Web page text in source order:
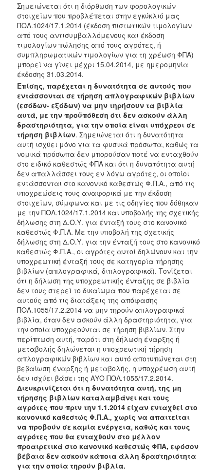
Σημειώνεται ότι η διόρθωση των φορολογικών
στοιχείων που προβλέπεται στην εγκύκλιό μας
ΠΟΛ.1024/17.1.2014 (έκδοση πιστωτικών τιμολογίων
από τους αντισυμβαλλόμενους και έκδοση
τιμολογίων πώλησης από τους αγρότες, ή
συμπληρωματικών τιμολογίων για τη χρέωση ΦΠΑ)
μπορεί να γίνει μέχρι 15.04.2014, με ημερομηνία
έκδοσης 31.03.2014.
Επίσης, παρέχεται η δυνατότητα σε αυτούς που
εντάσσονται σε τήρηση απλογραφικών βιβλίων
(εσόδων- εξόδων) να μην τηρήσουν τα βιβλία
αυτά, με την προϋπόθεση ότι δεν ασκούν άλλη
δραστηριότητα, για την οποία είναι υπόχρεοι σε
τήρηση βιβλίων. Σημειώνεται ότι η δυνατότητα
αυτή ισχύει μόνο για τα φυσικά πρόσωπα, καθώς τα
νομικά πρόσωπα δεν μπορούσαν ποτέ να ενταχθούν
στο ειδικό καθεστώς ΦΠΑ και ότι η δυνατότητα αυτή
δεν απαλλάσσει τους εν λόγω αγρότες, οι οποίοι
εντάσσονται στο κανονικό καθεστώς Φ.Π.Α., από τις
υποχρεώσεις τους αναφορικά με την έκδοση
στοιχείων, σύμφωνα και με τις οδηγίες που δόθηκαν
με την ΠΟΛ.1024/17.1.2014 και υποβολής της σχετικής
δήλωσης στη Δ.Ο.Υ. για ένταξή τους στο κανονικό
καθεστώς Φ.Π.Α. Με την υποβολή της σχετικής
δήλωσης στη Δ.Ο.Υ. για την ένταξή τους στο κανονικό
καθεστώς Φ.Π.Α., οι αγρότες αυτοί δηλώνουν και την
υποχρεωτική ένταξή τους σε κατηγορία τήρησης
βιβλίων (απλογραφικά, διπλογραφικά). Τονίζεται
ότι η δήλωση της υποχρεωτικής ένταξης σε βιβλία
δεν τους στερεί το δικαίωμα που παρέχεται σε
αυτούς από τις διατάξεις της απόφασης
ΠΟΛ.1055/17.2.2014 να μην τηρούν απλογραφικά
βιβλία, όταν δεν ασκούν άλλη δραστηριότητα, για
την οποία υποχρεούνται σε τήρηση βιβλίων. Στην
περίπτωση αυτή, παρότι στη δήλωση έναρξης ή
μεταβολής δηλώνεται η υποχρεωτική τήρηση
απλογραφικών βιβλίων και αυτό αποτυπώνεται στη
βεβαίωση έναρξης ή μεταβολής, η υποχρέωση αυτή
δεν ισχύει βάσει της ΑΥΟ ΠΟΛ.1055/17.2.2014.
Διευκρινίζεται ότι η δυνατότητα αυτή, της μη
τήρησης βιβλίων καταλαμβάνει και τους
αγρότες που πριν την 1.1.2014 είχαν ενταχθεί στο
κανονικό καθεστώς Φ.Π.Α., χωρίς να απαιτείται
να προβούν σε καμία ενέργεια, καθώς και τους
αγρότες που θα ενταχθούν στο μέλλον
προαιρετικά στο κανονικό καθεστώς ΦΠΑ, εφόσον
βέβαια δεν ασκούν κάποια άλλη δραστηριότητα
για την οποία τηρούν βιβλία.